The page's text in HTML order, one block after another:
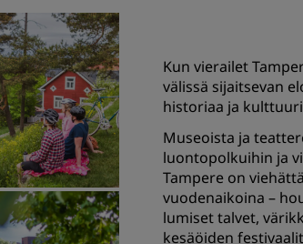
Kun vierailet
välissä sijaitsevan
historiaa ja
Museoista ja
luontopolkuihin ja
Tampere on
vuodenaikoina –
lumiset talvet,
kesäöiden